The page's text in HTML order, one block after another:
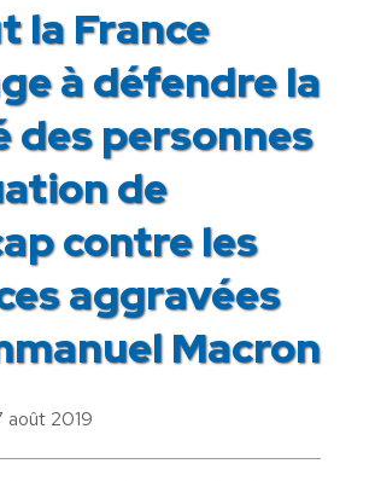
la France
à défendre la
des personnes
de
contre les
aggravées
Macron
août 2019